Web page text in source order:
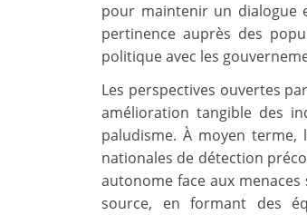
pour maintenir un dialogue
pertinence auprès des
politique avec les
Les perspectives ouvertes
amélioration tangible des
paludisme. À moyen
nationales de détection
autonome face aux
source, en formant des